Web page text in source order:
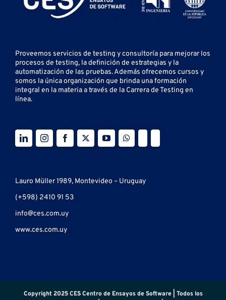
Proveemos servicios de testing yconsultoría para mejorar los
procesos de testing, la definición de estrategias y la
automatización de las pruebas.Además ofrecemos cursos y
somos la única organización que brinda una formación
integral en la materia a través de la Carrera de Testing en
línea.
Lauro Müller 1989, Montevideo – Uruguay
(+598) 2410 91 53
info@ces.com.uy
www.ces.com.uy
Copyright 2025 CES Centro de Ensayos de Software | Todos los